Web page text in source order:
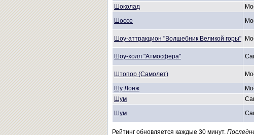
Шоколад
Шоссе
Шоу-аттракцион "Волшебник Великой горы"
Шоу-холл "Атмосфера"
Штопор (Самолет)
Шу Лонж
Шум
Шум
Рейтинг обновляется каждые 30 минут.